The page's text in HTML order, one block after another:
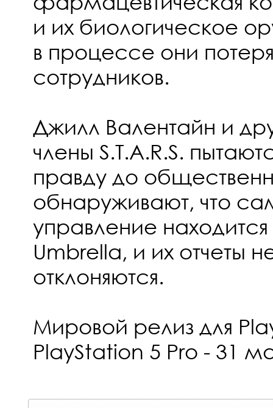
и их биологическое
в процессе они
сотрудников.
Джилл Валентайн и
члены S.T.A.R.S.
правду до
обнаруживают, что
управление
Umbrella, и их отчеты
отклоняются.
Мировой релиз для
PlayStation 5 Pro - 31